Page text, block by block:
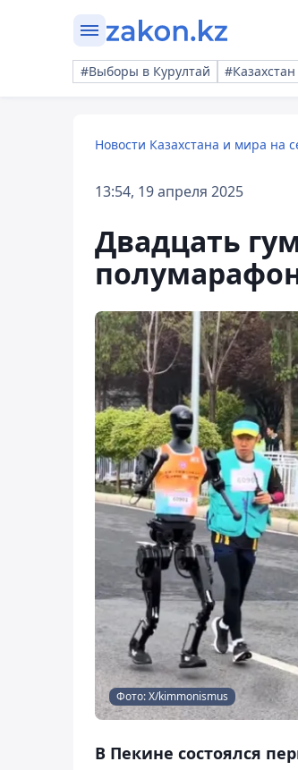
#Выборы в Курултай
Новости Казахстана и мира на
13:54, 19 апреля 2025
Двадцать
Фото: Х/kimmonismus
В Пекине состоялся